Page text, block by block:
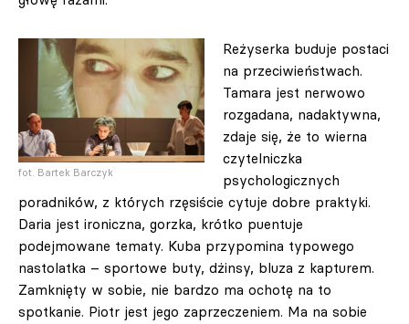
fot. Bartek Barczyk
Reżyserka buduje postaci
na przeciwieństwach.
Tamara jest nerwowo
rozgadana, nadaktywna,
zdaje się, że to wierna
czytelniczka
psychologicznych
poradników, z których rzęsiście cytuje dobre praktyki.
Daria jest ironiczna, gorzka, krótko puentuje
podejmowane tematy. Kuba przypomina typowego
nastolatka – sportowe buty, dżinsy, bluza z kapturem.
Zamknięty w sobie, nie bardzo ma ochotę na to
spotkanie. Piotr jest jego zaprzeczeniem. Ma na sobie